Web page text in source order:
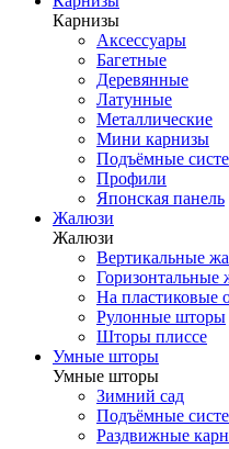
Карнизы
Аксессуары
Багетные
Деревянные
Латунные
Металлические
Мини карнизы
Подъёмные
Профили
Японская панель
Жалюзи
Жалюзи
Вертикальные
Горизонтальные
На пластиковые
Рулонные шторы
Шторы плиссе
Умные шторы
Умные шторы
Зимний сад
Подъёмные
Раздвижные